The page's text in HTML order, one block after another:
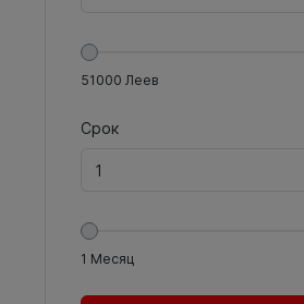
51000 Леев
Срок
1 Месяц